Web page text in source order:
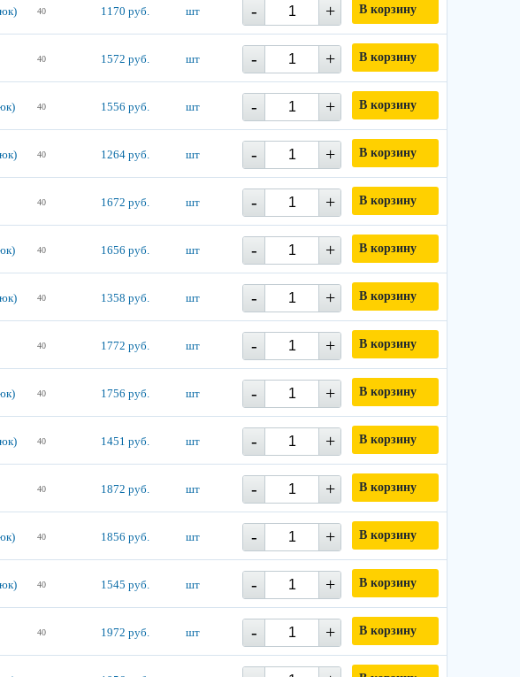
40 1170 руб. шт - + В корзину
40 1572 руб. шт - + В корзину
40 1556 руб. шт - + В корзину
40 1264 руб. шт - + В корзину
40 1672 руб. шт - + В корзину
40 1656 руб. шт - + В корзину
40 1358 руб. шт - + В корзину
40 1772 руб. шт - + В корзину
40 1756 руб. шт - + В корзину
40 1451 руб. шт - + В корзину
40 1872 руб. шт - + В корзину
40 1856 руб. шт - + В корзину
40 1545 руб. шт - + В корзину
40 1972 руб. шт - + В корзину